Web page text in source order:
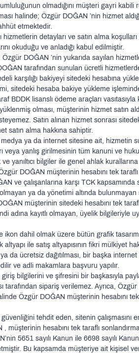
olmadığını müşteri gayri kabili
halinde; Özgür DOĞAN ’nin hizmet
etmektedir.
hizmetlerin detayları ve satın alma
okuduğu ve anladığı kabul edilmiştir.
DOĞAN ’nin yukarıda sayılan
tarafından sunulan ücretli
karşılığı bakiyeyi sitedeki hesabına
sitedeki hesaba bakiye yükleme
BDDK lisanslı ödeme araçları
olması, müşterinin hizmet satın
Satın alınan hizmet sonrası
satın alma hakkına sahiptir.
ya da internet sitesine ait, hizmetin
veya yanlış girilmesinin tüm kanuni ve
ve yanıltıcı bilgiler ile genel ahlak
DOĞAN müşterinin hesabını tek
ve çalışanlarına karşı TCK
ya da yönetimi altında
müşterinin sitedeki hesabını tek
adına kayıtlı olmayan, üyelik
dahil olmak üzere bütün grafik
ile satış altyapısının fikri mülkiyet
ya da ücretsiz dağıtılması, bir başka
ve adli makamlara başvuru yapılır.
bilgilerini ve şifresini bir başkasıyla
tarafından sipariş verilemez. Ayrıca,
Özgür DOĞAN müşterinin hesabını
tehdit eden, sitenin
, müşterinin hesabını tek taraflı
5651 sayılı Kanun ile 6698 sayılı
Bu kapsamda müşteriye ait kişisel